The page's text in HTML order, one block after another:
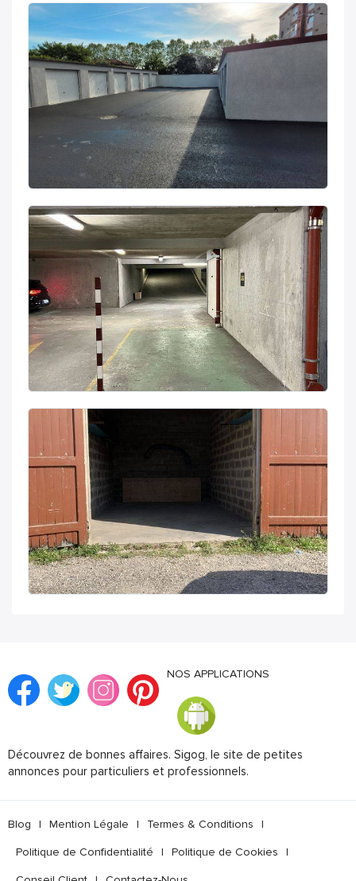
NOS APPLICATIONS
Découvrez de bonnes affaires. Sigog, le site de petites
annonces pour particuliers et professionnels.
Blog | Mention Légale | Termes & Conditions |
Politique de Confidentialité | Politique de Cookies |